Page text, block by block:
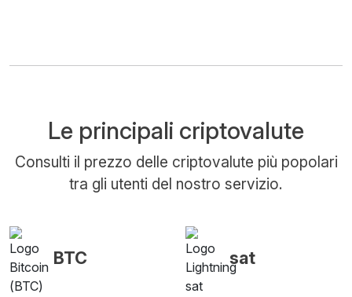
Le principali criptovalute
Consulti il prezzo delle criptovalute più popolari
tra gli utenti del nostro servizio.
BTC sat